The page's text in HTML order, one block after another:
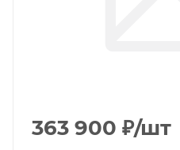
363 900 ₽/шт